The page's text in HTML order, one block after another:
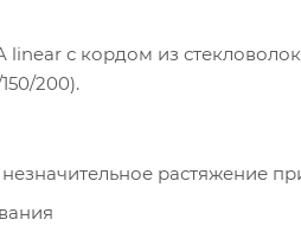
с кордом из
200).
растяжение